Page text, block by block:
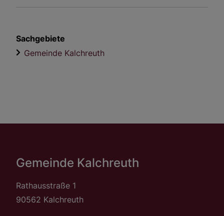
Sachgebiete
Gemeinde Kalchreuth
Gemeinde Kalchreuth
Rathausstraße 1
90562 Kalchreuth